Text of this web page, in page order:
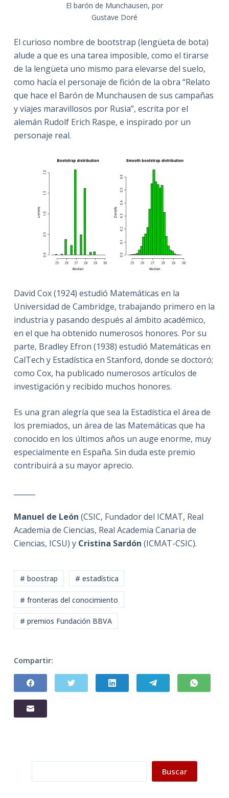
El barón de Munchausen, por
Gustave Doré
El curioso nombre de bootstrap (lengüeta de bota)
alude a que es una tarea imposible, como el tirarse
de la lengüeta uno mismo para elevarse del suelo,
como hacía el personaje de fición de la obra “Relato
que hace el Barón de Munchausen de sus campañas
y viajes maravillosos por Rusia”, escrita por el
alemán Rudolf Erich Raspe, e inspirado por un
personaje real.
David Cox (1924) estudió Matemáticas en la
Universidad de Cambridge, trabajando primero en la
industria y pasando después al ámbito académico,
en el que ha obtenido numerosos honores. Por su
parte, Bradley Efron (1938) estudió Matemáticas en
CalTech y Estadística en Stanford, donde se doctoró;
como Cox, ha publicado numerosos artículos de
investigación y recibido muchos honores.
Es una gran alegría que sea la Estadística el área de
los premiados, un área de las Matemáticas que ha
conocido en los últimos años un auge enorme, muy
especialmente en España. Sin duda este premio
contribuirá a su mayor aprecio.
Manuel de León (CSIC, Fundador del ICMAT, Real
Academia de Ciencias, Real Academia Canaria de
Ciencias, ICSU) y Cristina Sardón (ICMAT-CSIC).
# boostrap # estadística
# fronteras del conocimiento
# premios Fundación BBVA
Compartir:
Buscar